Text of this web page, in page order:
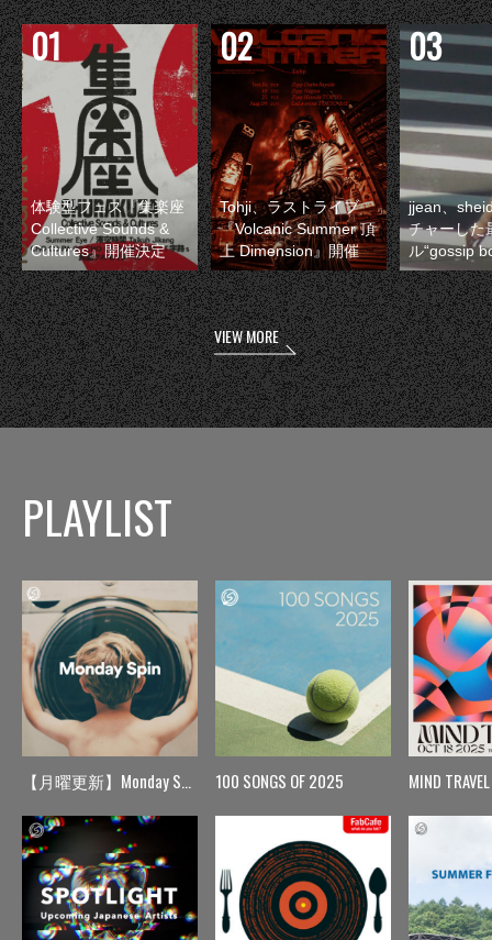
体験型フェス『集楽座
Collective Sounds &
Cultures』開催決定
Tohji、ラストライブ
『Volcanic Summer 頂
上 Dimension』開催
jjean、
チャーした
ル“gossip
VIEW MORE
PLAYLIST
【月曜更新】Monday Spin 100 SONGS OF 2025 MIND TRAVEL